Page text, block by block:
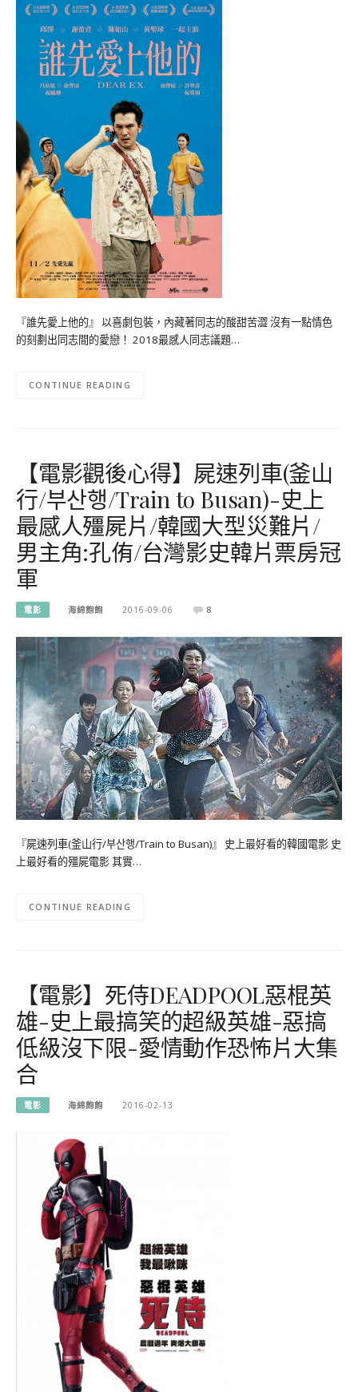
『誰先愛上他的』 以喜劇包裝，內藏著同志的酸甜苦澀 沒有一點情色
的刻劃出同志間的愛戀！ 2018最感人同志議題…
CONTINUE READING
【電影觀後心得】屍速列車(釜山
行/부산행/Train to Busan)-史上
最感人殭屍片/韓國大型災難片/
男主角:孔侑/台灣影史韓片票房冠
軍
電影 海綿飽飽 2016-09-06 8
『屍速列車(釜山行/부산행/Train to Busan)』 史上最好看的韓國電影 史
上最好看的殭屍電影 其實…
CONTINUE READING
【電影】死侍DEADPOOL惡棍英
雄-史上最搞笑的超級英雄-惡搞
低級沒下限-愛情動作恐怖片大集
合
電影 海綿飽飽 2016-02-13